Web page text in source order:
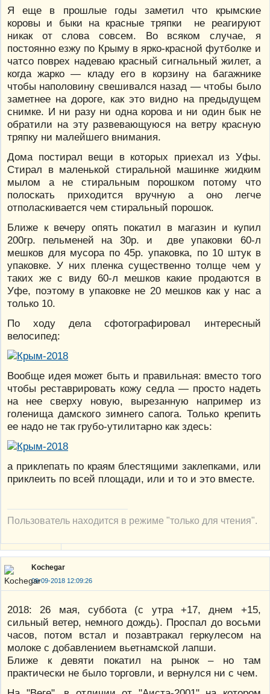
Я еще в прошлые годы заметил что крымские
коровы и быки на красные тряпки не реагируют
никак от слова совсем. Во всяком случае, я
постоянно езжу по Крыму в ярко-красной футболке и
чатсо поврех надеваю красный сигнальный жилет, а
когда жарко — кладу его в корзину на багажнике
чтобы наполовину свешивался назад — чтобы было
заметнее на дороге, как это видно на предыдущем
снимке. И ни разу ни одна корова и ни один бык не
обратили на эту развевающуюся на ветру красную
тряпку ни малейшего внимания.
Дома постирал вещи в которых приехал из Уфы.
Стирал в маленькой стиральной машинке жидким
мылом а не стиральным порошком потому что
полоскать приходится вручную а оно легче
отполаскивается чем стиральный порошок.
Ближе к вечеру опять покатил в магазин и купил
200гр. пельменей на 30р. и две упаковки 60-л
мешков для мусора по 45р. упаковка, по 10 штук в
упаковке. У них пленка существенно толще чем у
таких же с виду 60-л мешков какие продаются в
Уфе, поэтому в упаковке не 20 мешков как у нас а
только 10.
По ходу дела сфотографировал интересный
велосипед:
Вообще идея может быть и правильная: вместо того
чтобы реставрировать кожу седла — просто надеть
на нее сверху новую, вырезанную например из
голенища дамского зимнего сапога. Только крепить
ее надо не так грубо-утилитарно как здесь:
а приклепать по краям блестящими заклепками, или
приклеить по всей площади, или и то и это вместе.
Пользователь находится в режиме "только для чтения".
Kochegar
09-09-2018 12:09:26
2018: 26 мая, суббота (с утра +17, днем +15,
сильный ветер, немного дождь). Проспал до восьми
часов, потом встал и позавтракал геркулесом на
молоке с добавлением вьетнамской лапши.
Ближе к девяти покатил на рынок – но там
практически не было торговли, и вернулся ни с чем.